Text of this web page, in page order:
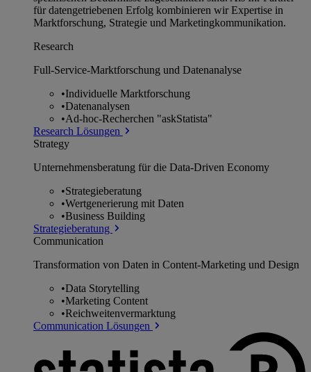
für datengetriebenen Erfolg kombinieren wir Expertise in
Marktforschung, Strategie und Marketingkommunikation.
Research
Full-Service-Marktforschung und Datenanalyse
•Individuelle Marktforschung
•Datenanalysen
•Ad-hoc-Recherchen "askStatista"
Research Lösungen
Strategy
Unternehmens­beratung für die Data-Driven Economy
•Strategieberatung
•Wertgenerierung mit Daten
•Business Building
Strategieberatung
Communication
Transformation von Daten in Content-Marketing und Design
•Data Storytelling
•Marketing Content
•Reichweitenvermarktung
Communication Lösungen